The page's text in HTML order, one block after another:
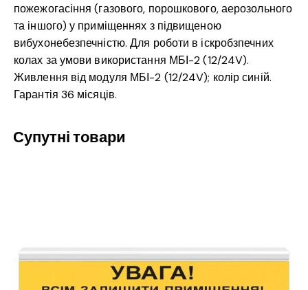
пожежогасіння (газового, порошкового, аерозольного
та іншого) у приміщеннях з підвищеною
вибухонебезпечністю. Для роботи в іскробзпечних
колах за умови використання МБІ-2 (12/24V).
Живлення від модуля МБІ-2 (12/24V); колір синій.
Гарантія 36 місяців.
Супутні товари